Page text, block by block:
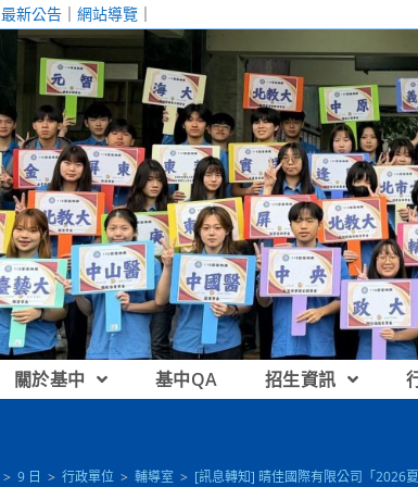
最新公告 ｜ 網站導覽 ｜
關於基中 基中QA 招生資訊
> 9 日 > 行政單位 > 輔導室 > [訊息轉知] 晴佳國際有限公司「2026